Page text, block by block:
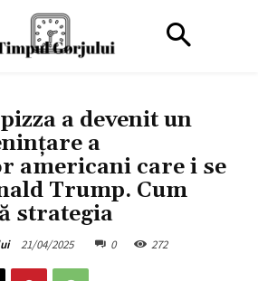
a devenit un
a
americani care i se
Trump. Cum
strategia
21/04/2025 0 272